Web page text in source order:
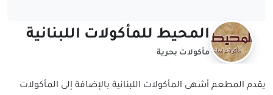
المحيط للمأكولات اللبنانية
مأكولات بحرية
يقدم المطعم أشهى المأكولات اللبنانية بالإضافة إلى المأكولات